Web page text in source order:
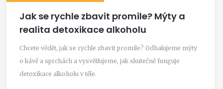
Jak se rychle zbavit promile? Mýty a
realita detoxikace alkoholu
Chcete vědět, jak se rychle zbavit promile? Odhalujeme mýty
o kávě a sprchách a vysvětlujeme, jak skutečně funguje
detoxikace alkoholu v těle.